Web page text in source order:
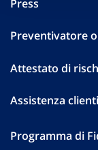
Press
Preventivatore
Attestato di
Assistenza clienti
Programma di